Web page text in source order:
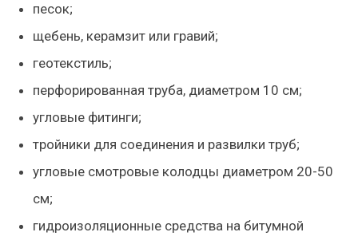
песок;
щебень, керамзит или гравий;
геотекстиль;
перфорированная труба, диаметром 10 см;
угловые фитинги;
тройники для соединения и развилки труб;
угловые смотровые колодцы диаметром 20-50
см;
гидроизоляционные средства на битумной